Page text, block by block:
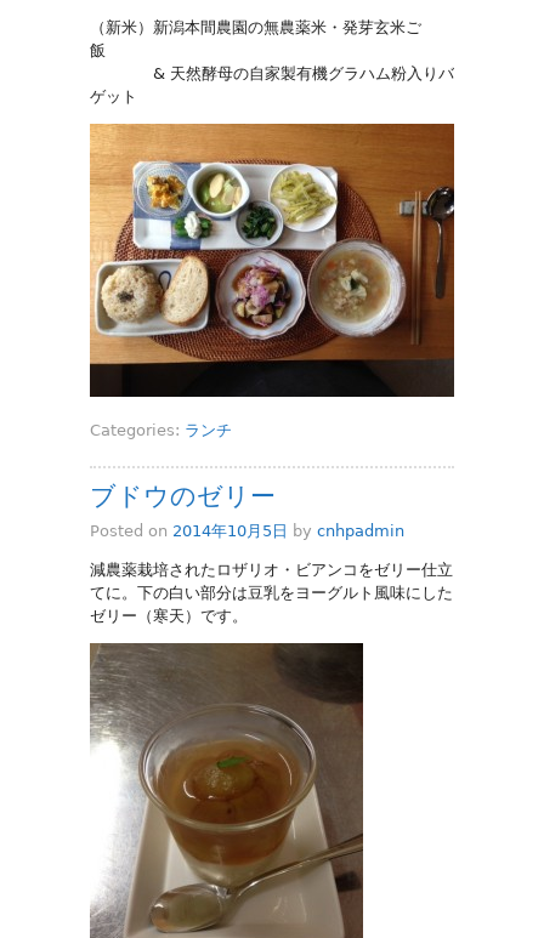
（新米）新潟本間農園の無農薬米・発芽玄米ご
飯
& 天然酵母の自家製有機グラハム粉入りバ
ゲット
Categories: ランチ
ブドウのゼリー
Posted on 2014年10月5日 by cnhpadmin
減農薬栽培されたロザリオ・ビアンコをゼリー仕立
てに。下の白い部分は豆乳をヨーグルト風味にした
ゼリー（寒天）です。